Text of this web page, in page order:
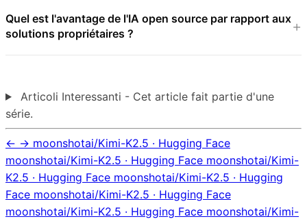
Quel est l'avantage de l'IA open source par rapport aux
solutions propriétaires ?
Articoli Interessanti - Cet article fait partie d'une
série.
← → moonshotai/Kimi-K2.5 · Hugging Face
moonshotai/Kimi-K2.5 · Hugging Face moonshotai/Kimi-
K2.5 · Hugging Face moonshotai/Kimi-K2.5 · Hugging
Face moonshotai/Kimi-K2.5 · Hugging Face
moonshotai/Kimi-K2.5 · Hugging Face moonshotai/Kimi-